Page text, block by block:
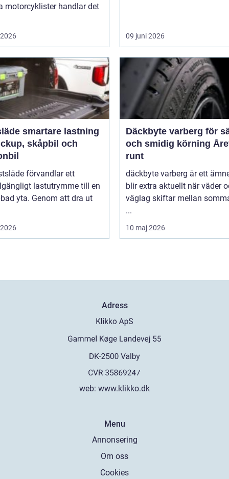
motorcyklister handlar det
09 juni 2026
lastning
skåpbil och
förvandlar ett
lastutrymme till en
yta. Genom att dra ut
Däckbyte varberg för
och smidig körning
runt
däckbyte varberg är ett
blir extra aktuellt när väder
väglag skiftar mellan
...
10 maj 2026
Adress
web: www.klikko.dk
Menu
Annonsering
Om oss
Cookies